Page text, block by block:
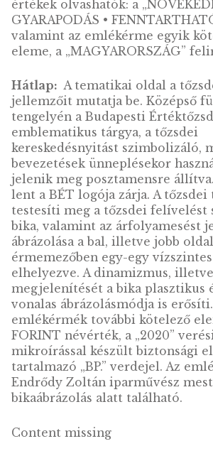
eszközök széles tárházát
számára.
kapott a tőzsdei folyamatok
mutatószáma, a körvonallal
középmezőben a BUX-index
alakulását a nemzetközi
bemutató vonaldiagram
kiemelt évszámokkal jelölve
Értéktőzsde újjáalakulása
legfontosabb tőzsdetörténeti
diagram hátterében a
reprezentáló, felfelé és
álló világtérkép látható. A
fent a BÉT számára
értékek olvashatók: a
GYARAPODÁS •
valamint az emlékérme
eleme, a
Hátlap: A tematikai oldal a
jellemzőit mutatja be.
tengelyén a Budapesti
emblematikus tárgya, a